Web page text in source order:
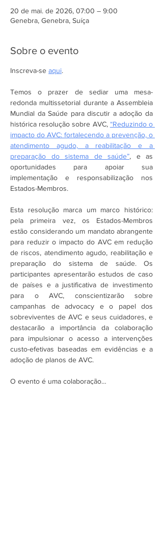
20 de mai. de 2026, 07:00 – 9:00
Genebra, Genebra, Suíça
Sobre o evento
Inscreva-se aqui.
Temos o prazer de sediar uma mesa-
redonda multissetorial durante a Assembleia
Mundial da Saúde para discutir a adoção da
histórica resolução sobre AVC, “Reduzindo o
impacto do AVC: fortalecendo a prevenção, o
atendimento agudo, a reabilitação e a
preparação do sistema de saúde”, e as
oportunidades para apoiar sua
implementação e responsabilização nos
Estados-Membros.
Esta resolução marca um marco histórico:
pela primeira vez, os Estados-Membros
estão considerando um mandato abrangente
para reduzir o impacto do AVC em redução
de riscos, atendimento agudo, reabilitação e
preparação do sistema de saúde. Os
participantes apresentarão estudos de caso
de países e a justificativa de investimento
para o AVC, conscientizarão sobre
campanhas de advocacy e o papel dos
sobreviventes de AVC e seus cuidadores, e
destacarão a importância da colaboração
para impulsionar o acesso a intervenções
custo-efetivas baseadas em evidências e a
adoção de planos de AVC.
O evento é uma colaboração…